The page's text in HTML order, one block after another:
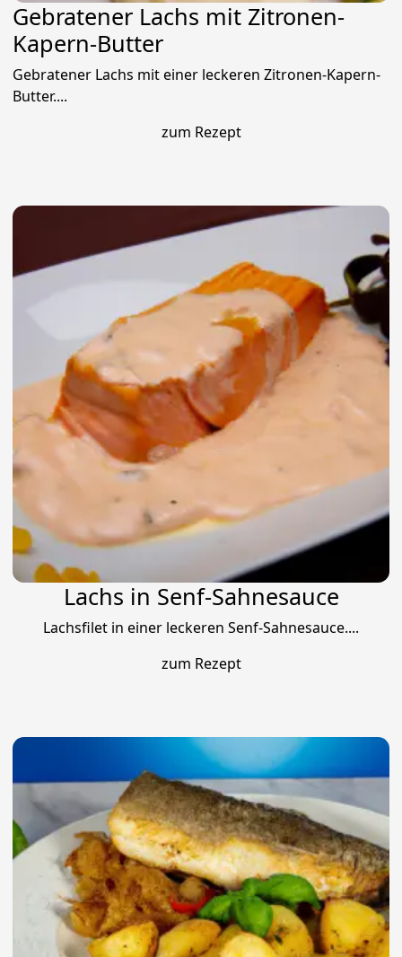
Gebratener Lachs mit Zitronen-
Kapern-Butter
Gebratener Lachs mit einer leckeren Zitronen-Kapern-
Butter....
zum Rezept
Lachs in Senf-Sahnesauce
Lachsfilet in einer leckeren Senf-Sahnesauce....
zum Rezept